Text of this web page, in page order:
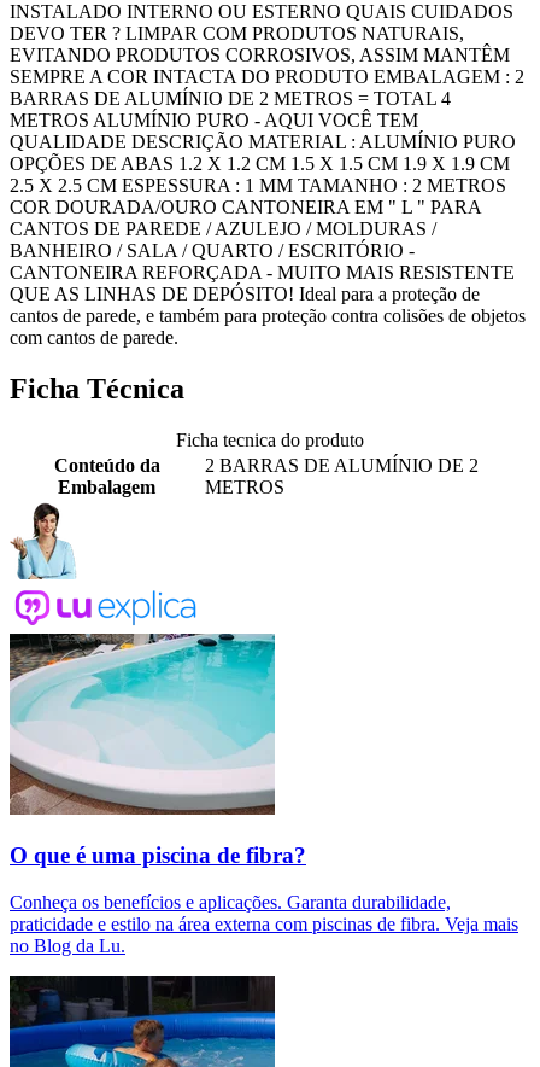
INSTALADO INTERNO OU ESTERNO QUAIS CUIDADOS
DEVO TER ? LIMPAR COM PRODUTOS NATURAIS,
EVITANDO PRODUTOS CORROSIVOS, ASSIM MANTÊM
SEMPRE A COR INTACTA DO PRODUTO EMBALAGEM : 2
BARRAS DE ALUMÍNIO DE 2 METROS = TOTAL 4
METROS ALUMÍNIO PURO - AQUI VOCÊ TEM
QUALIDADE DESCRIÇÃO MATERIAL : ALUMÍNIO PURO
OPÇÕES DE ABAS 1.2 X 1.2 CM 1.5 X 1.5 CM 1.9 X 1.9 CM
2.5 X 2.5 CM ESPESSURA : 1 MM TAMANHO : 2 METROS
COR DOURADA/OURO CANTONEIRA EM " L " PARA
CANTOS DE PAREDE / AZULEJO / MOLDURAS /
BANHEIRO / SALA / QUARTO / ESCRITÓRIO -
CANTONEIRA REFORÇADA - MUITO MAIS RESISTENTE
QUE AS LINHAS DE DEPÓSITO! Ideal para a proteção de
cantos de parede, e também para proteção contra colisões de objetos
com cantos de parede.
Ficha Técnica
Ficha tecnica do produto
Conteúdo da
Embalagem
2 BARRAS DE ALUMÍNIO DE 2
METROS
O que é uma piscina de fibra?
Conheça os benefícios e aplicações. Garanta durabilidade,
praticidade e estilo na área externa com piscinas de fibra. Veja mais
no Blog da Lu.